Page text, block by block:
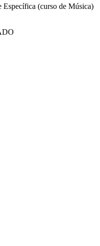
Específica (curso de Música)